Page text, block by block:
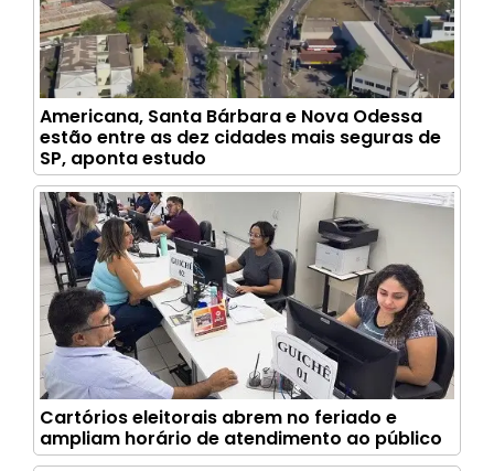
Americana, Santa Bárbara e Nova Odessa
estão entre as dez cidades mais seguras de
SP, aponta estudo
Cartórios eleitorais abrem no feriado e
ampliam horário de atendimento ao público